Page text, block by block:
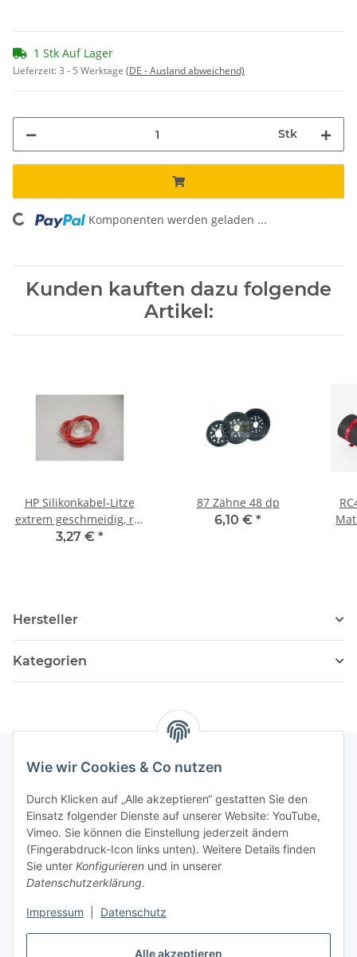
Alle akzeptieren
Wie wir Cookies & Co nutzen
Durch Klicken auf „Alle akzeptieren“ gestatten Sie den
Einsatz folgender Dienste auf unserer Website: YouTube,
Vimeo. Sie können die Einstellung jederzeit ändern
(Fingerabdruck-Icon links unten). Weitere Details finden
Sie unter Konfigurieren und in unserer
Datenschutzerklärung.
Impressum Datenschutz
1 Stk Auf Lager
Lieferzeit:3 - 5 Werktage (DE - Ausland abweichend)
Stk
Loading... Komponenten werden geladen ...
Kunden kauften dazu folgende
Artikel:
HP Silikonkabel-Litze
extrem geschmeidig, rot
4,0 mm² (1,0m)
3,27 € *
87 Zähne 48 dp
6,10 € *
Hersteller
Kategorien
Informationen
036204. 803903
Achtung!!!
16:00 – 19:00 Uhr